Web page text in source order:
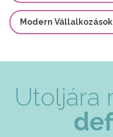
Modern
Utoljára